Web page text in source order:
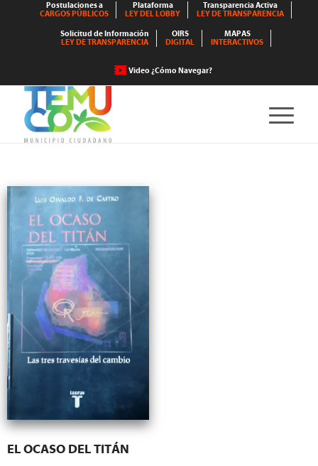
Postulaciones a
CARGOS PÚBLICOS
Plataforma
LEY DEL LOBBY
Transparencia Activa
LEY DE TRANSPARENCIA
Solicitud de Información
LEY DE TRANSPARENCIA
OIRS
DIGITAL
MAPAS
INTERACTIVOS
Video ¿Cómo Navegar?
EL OCASO DEL TITÁN